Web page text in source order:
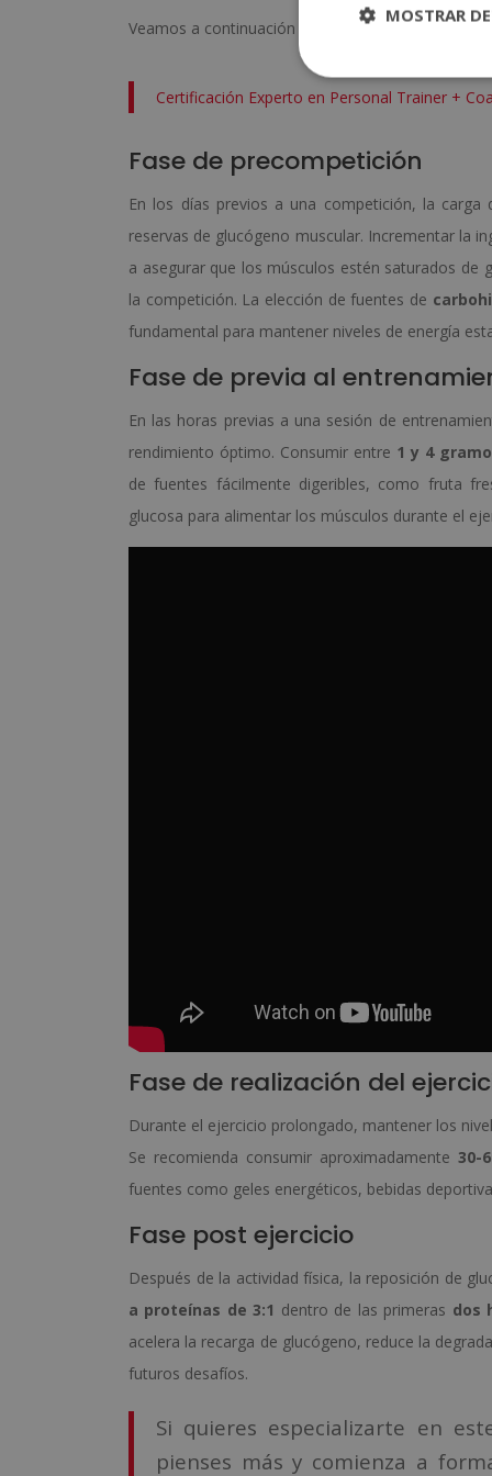
Veamos a continuación cuántos carbohidratos
Certificación Experto en Personal Trainer +
Fase de precompetición
En los días previos a una competición, la
reservas de glucógeno muscular. Incrementar la
a asegurar que los músculos estén saturados
la competición. La elección de fuentes de
fundamental para mantener niveles de energía
Fase de previa al
En las horas previas a una sesión de
rendimiento óptimo. Consumir entre 1 y 4
de fuentes fácilmente digeribles, como fruta
glucosa para alimentar los músculos durante el
Fase de realización del
Durante el ejercicio prolongado, mantener los
Se recomienda consumir aproximadamente30-
fuentes como geles energéticos, bebidas
Fase post ejercicio
Después de la actividad física, la reposición de
a proteínas de 3:1 dentro de las primeras dos
acelera la recarga de glucógeno, reduce la
futuros desafíos.
Si quieres especializarte en
pienses más y comienza a
MOSTRAR